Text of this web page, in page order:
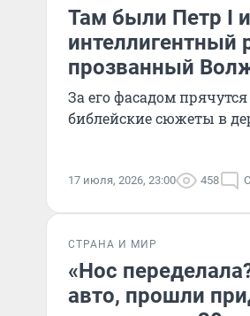
Там были Петр I
интеллигентный
прозванный
За его фасадом
библейские сюжеты в
17 июля, 2026, 23:00 458
СТРАНА И МИР
«Нос
авто, прошли